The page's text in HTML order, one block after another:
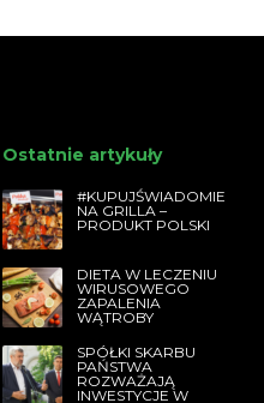
Ostatnie artykuły
#KUPUJŚWIADOMIE
NA GRILLA –
PRODUKT POLSKI
DIETA W LECZENIU
WIRUSOWEGO
ZAPALENIA
WĄTROBY
SPÓŁKI SKARBU
PAŃSTWA
ROZWAŻAJĄ
INWESTYCJE W